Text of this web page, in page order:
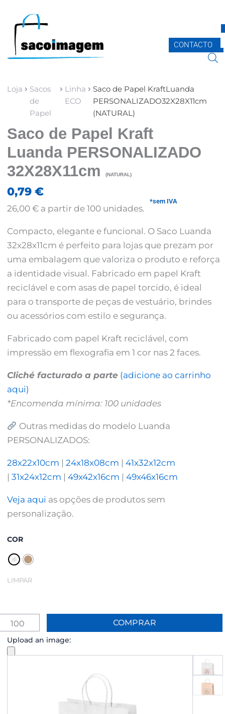
content
CONTACTO
Loja
Sacos
de
Papel
Linha
ECO
Saco de Papel KraftLuanda
PERSONALIZADO32X28X11cm
(NATURAL)
Saco de Papel Kraft
Luanda PERSONALIZADO
32X28X11cm(NATURAL)
0,79€
26,00€ a partir de 100 unidades.
*sem IVA
Compacto, elegante e funcional. O Saco Luanda
32x28x11cm é perfeito para lojas que prezam por
uma embalagem que valoriza o produto e reforça
a identidade visual. Fabricado em papel Kraft
reciclável e com asas de papel torcido, é ideal
para o transporte de peças de vestuário, brindes
ou acessórios com estilo e segurança.
Fabricado com papel Kraft reciclável, com
impressão em flexografia em 1 cor nas 2 faces.
Cliché facturado a parte (adicione ao carrinho
aqui)
*Encomenda mínima: 100 unidades
Outras medidas do modelo Luanda
PERSONALIZADOS:
28x22x10cm |24x18x08cm |41x32x12cm
|31x24x12cm |49x42x16cm |49x46x16cm
Veja aqui as opções de produtos sem
personalização.
COR
LIMPAR
Upload an image:
COMPRAR